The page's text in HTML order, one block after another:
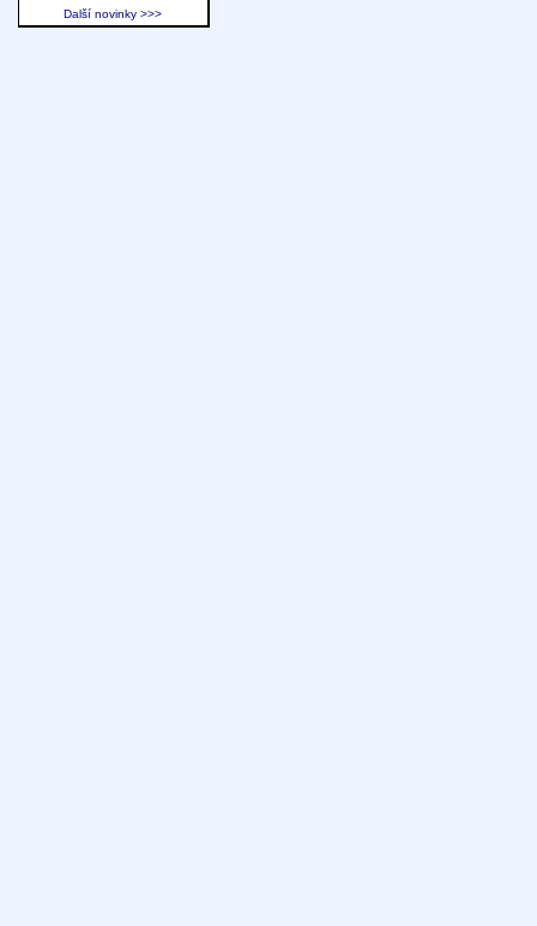
Další novinky >>>